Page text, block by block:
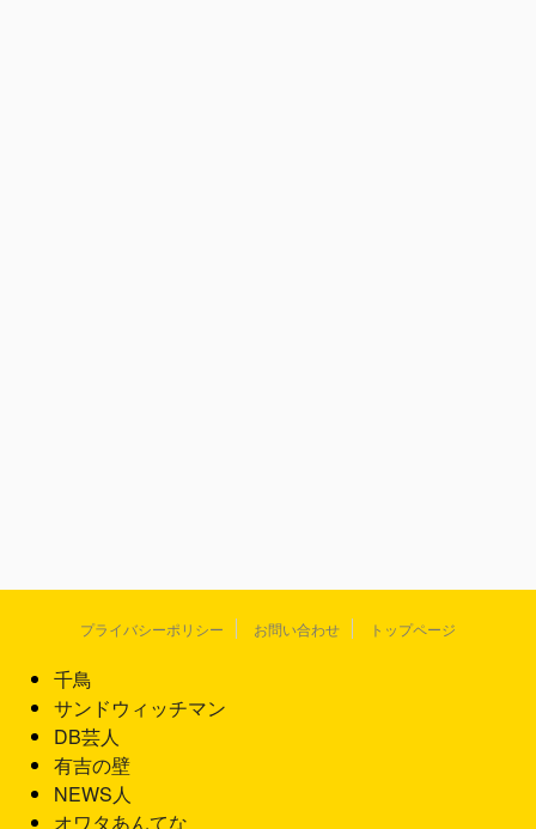
プライバシーポリシー お問い合わせ トップページ
千鳥
サンドウィッチマン
DB芸人
有吉の壁
NEWS人
オワタあんてな